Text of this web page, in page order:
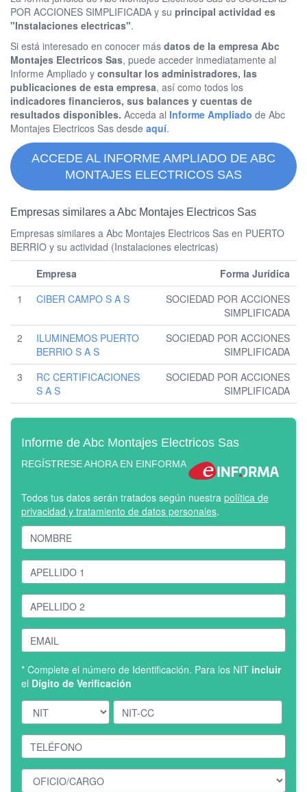
POR ACCIONES SIMPLIFICADA y su principal actividad es
"Instalaciones electricas".
Si está interesado en conocer más datos de la empresa Abc
Montajes Electricos Sas, puede acceder inmediatamente al
Informe Ampliado y consultar los administradores, las
publicaciones de esta empresa, así como todos los
indicadores financieros, sus balances y cuentas de
resultados disponibles. Acceda al Informe Ampliado de Abc
Montajes Electricos Sas desde aquí.
ACCEDE AL INFORME AMPLIADO DE ABC
MONTAJES ELECTRICOS SAS
Empresas similares a Abc Montajes Electricos Sas
Empresas similares a Abc Montajes Electricos Sas en PUERTO
BERRIO y su actividad (Instalaciones electricas)
Empresa
Forma Jurídica
1
CIBER CAMPO S A S
SOCIEDAD POR ACCIONES
SIMPLIFICADA
2
ILUMINEMOS PUERTO
BERRIO S A S
SOCIEDAD POR ACCIONES
SIMPLIFICADA
3
RC CERTIFICACIONES
S A S
SOCIEDAD POR ACCIONES
SIMPLIFICADA
Informe de Abc Montajes Electricos Sas
REGÍSTRESE AHORA EN EINFORMA
Todos tus datos serán tratados según nuestra política de
privacidad y tratamiento de datos personales.
* Complete el número de Identificación. Para los NIT incluir
el Dígito de Verificación